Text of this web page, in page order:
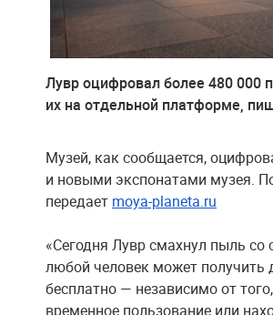
Лувр оцифровал более 480 000
их на отдельной платформе,
Музей, как сообщается,
и новыми экспонатами музея.
передает moya-planeta.ru
«Сегодня Лувр смахнул пыль
любой человек может получить
бесплатно — независимо от
временное пользование или